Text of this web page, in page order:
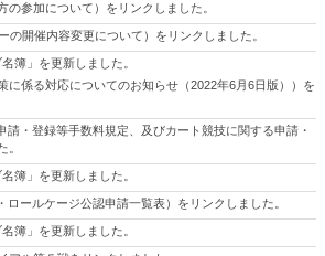
の参加について）をリンクしました。
の開催内容変更について）をリンクしました。
簿」を更新しました。
に係る対応についてのお知らせ（2022年6月6日版））を
請・登録等手数料規定、及びカート競技に関する申請・
。
簿」を更新しました。
ールケージ公認申請一覧表）をリンクしました。
簿」を更新しました。